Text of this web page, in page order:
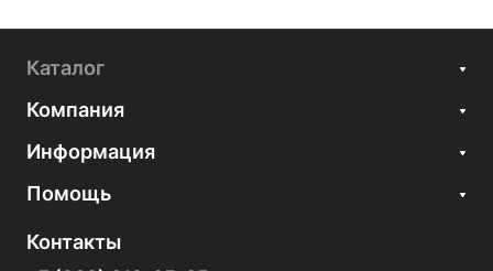
Каталог
Компания
Информация
Помощь
Контакты